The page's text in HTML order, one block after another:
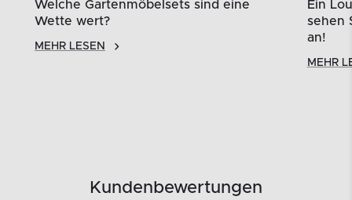
Welche Gartenmöbelsets sind eine
Wette wert?
MEHR LESEN
Ein
sehen
an!
MEHR
Kundenbewertungen